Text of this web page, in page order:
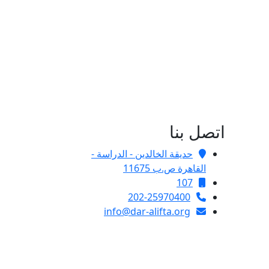
اتصل بنا
حديقة الخالدين - الدراسة -
القاهرة ص.ب 11675
107
202-25970400
info@dar-alifta.org